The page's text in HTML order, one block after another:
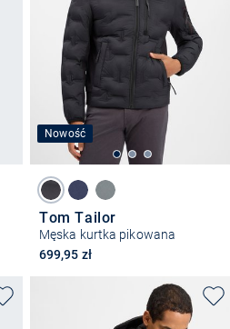
Nowość
Tom Tailor
Męska kurtka pikowana
699,95 zł